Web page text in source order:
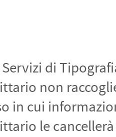
di
non
in cui
le